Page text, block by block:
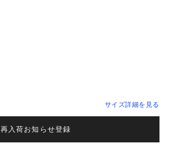
サイズ詳細を見る
再入荷お知らせ登録